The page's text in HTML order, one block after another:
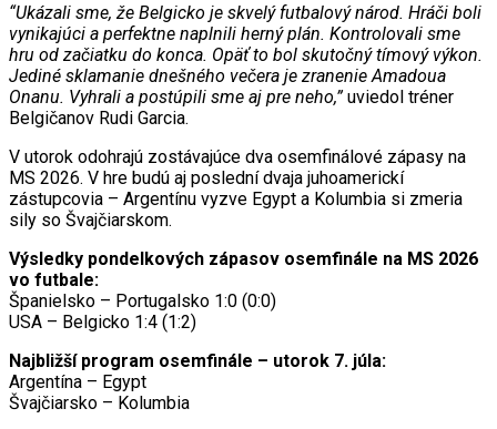
“Ukázali sme, že Belgicko je skvelý futbalový národ. Hráči boli
vynikajúci a perfektne naplnili herný plán. Kontrolovali sme
hru od začiatku do konca. Opäť to bol skutočný tímový výkon.
Jediné sklamanie dnešného večera je zranenie Amadoua
Onanu. Vyhrali a postúpili sme aj pre neho,”uviedol tréner
Belgičanov Rudi Garcia.
V utorok odohrajú zostávajúce dva osemfinálové zápasy na
MS 2026. V hre budú aj poslední dvaja juhoamerickí
zástupcovia – Argentínu vyzve Egypt a Kolumbia si zmeria
sily so Švajčiarskom.
Výsledky pondelkových zápasov osemfinále na MS 2026
vo futbale:
Španielsko – Portugalsko 1:0 (0:0)
USA – Belgicko 1:4 (1:2)
Najbližší program osemfinále – utorok 7. júla:
Argentína – Egypt
Švajčiarsko – Kolumbia